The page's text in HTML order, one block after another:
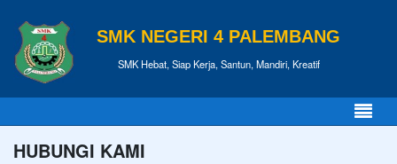
SMK NEGERI 4 PALEMBANG
SMK Hebat, Siap Kerja, Santun, Mandiri, Kreatif
HUBUNGI KAMI